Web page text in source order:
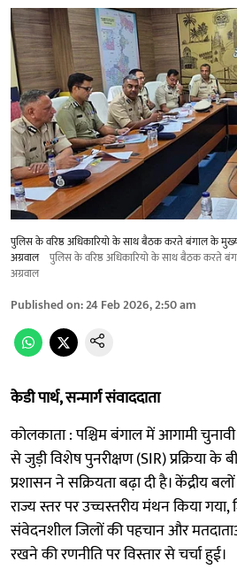
पुलिस के वरिष्ठ अधिकारियो के साथ बैठक करते बंगाल के मुख्य
अग्रवाल पुलिस के वरिष्ठ अधिकारियो के साथ बैठक करते
अग्रवाल
Published on:24 Feb 2026, 2:50 am
केडी पार्थ, सन्मार्ग संवाददाता
कोलकाता : पश्चिम बंगाल में आगामी
से जुड़ी विशेष पुनरीक्षण (SIR) प्रक्रिया के
प्रशासन ने सक्रियता बढ़ा दी है। केंद्रीय
राज्य स्तर पर उच्चस्तरीय मंथन किया
संवेदनशील जिलों की पहचान और
रखने की रणनीति पर विस्तार से चर्चा हुई।